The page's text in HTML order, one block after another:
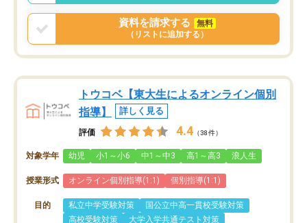
資料を請求する
無料
（リストに追加する）
トウコベ【東大生によるオンライン個別
指導】
詳しく見る
評価 4.4 （38件）
対象学年 幼児 小1～小6 中1～中3 高1～高3 浪人生
授業形式 オンライン個別指導(1:1) 個別指導(1:1)
目的 私立中学受験対策
国公立中高一貫校受験対策
高校受験対策
大学入学共通テスト対策